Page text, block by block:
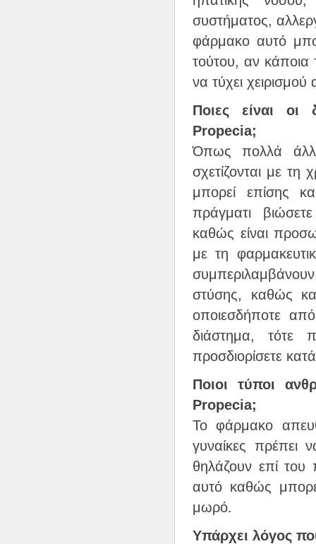
συστήματος,
φάρμακο αυτό
τούτου, αν κάποια
να τύχει
Ποιες είναι οι
Propecia;
Όπως πολλά
σχετίζονται με
μπορεί επίσης
πράγματι
καθώς είναι
με τη
στύσης, καθώς
οποιεσδήποτε
διάστημα, τότε
προσδιορίσετε
Ποιοι τύποι
Propecia;
Το φάρμακο
γυναίκες πρέπει
θηλάζουν επί του
αυτό καθώς
μωρό.
Υπάρχει λόγος